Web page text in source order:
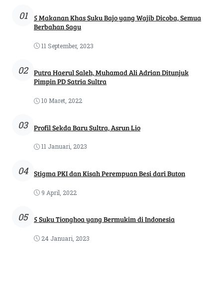
01
5 Makanan Khas Suku Bajo yang Wajib Dicoba, Semua
Berbahan Sagu
11 September, 2023
02
Putra Haerul Saleh, Muhamad Ali Adrian Ditunjuk
Pimpin PD Satria Sultra
10 Maret, 2022
03 Profil Sekda Baru Sultra, Asrun Lio
11 Januari, 2023
04 Stigma PKI dan Kisah Perempuan Besi dari Buton
9 April, 2022
05 5 Suku Tionghoa yang Bermukim di Indonesia
24 Januari, 2023